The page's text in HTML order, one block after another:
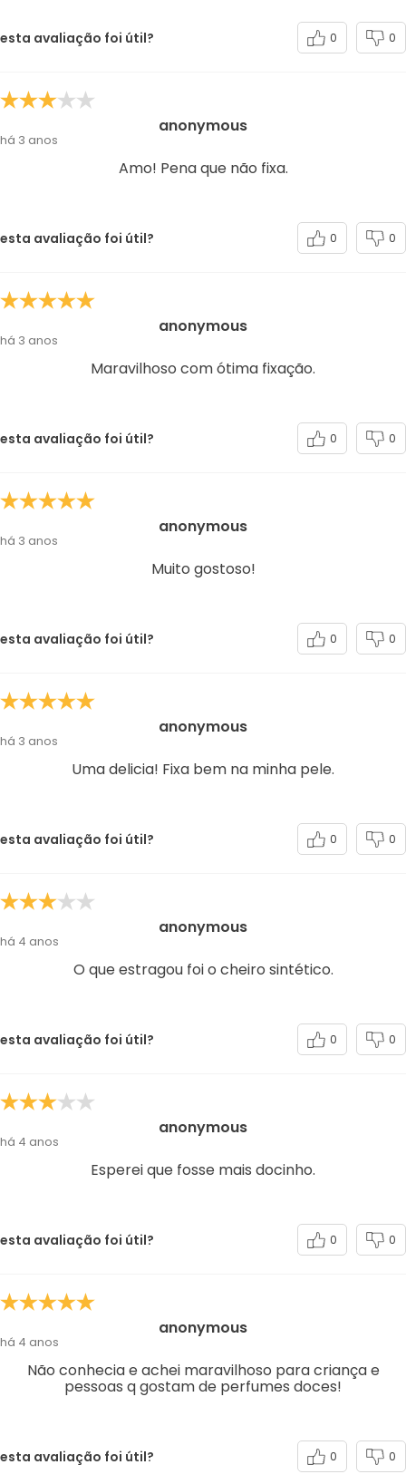
esta avaliação foi útil? 0 0
anonymous
há 3 anos
Amo! Pena que não fixa.
esta avaliação foi útil? 0 0
anonymous
há 3 anos
Maravilhoso com ótima fixação.
esta avaliação foi útil? 0 0
anonymous
há 3 anos
Muito gostoso!
esta avaliação foi útil? 0 0
anonymous
há 3 anos
Uma delicia! Fixa bem na minha pele.
esta avaliação foi útil? 0 0
anonymous
há 4 anos
O que estragou foi o cheiro sintético.
esta avaliação foi útil? 0 0
anonymous
há 4 anos
Esperei que fosse mais docinho.
esta avaliação foi útil? 0 0
anonymous
há 4 anos
Não conhecia e achei maravilhoso para criança e
pessoas q gostam de perfumes doces!
esta avaliação foi útil? 0 0